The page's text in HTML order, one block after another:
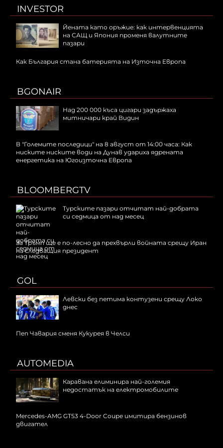
INVESTOR
Йената като оръжие: как интервенцията
на САЩ и Япония променя валутните
пазари
Как България стана батерията на Източна Европа
BGONAIR
Над 200 000 къса цигари задържаха
митничари край Видин
В "Големите последици" на 8 август от 14:00 часа: Как
ниските ниските води на Дунав удариха ядрената
енергетика на Югоизточна Европа
BLOOMBERGTV
Турските пазари отчитат най-добрата
си седмица от над месец
За Тръмп ще е по-лесно да прехвърли войната срещу Иран
на следващия президент
GOL
Левски без петима контузени срещу Локо
днес
Пеп Чавария сменя Кукурея в Челси
AUTOMEDIA
Каравана елиминира най-големия
недостатък на електромобилите
Mercedes-AMG GT53 4-Door Coupe имитира бензинов
двигател